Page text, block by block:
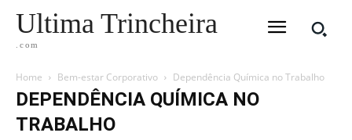
Ultima Trincheira
.com
Home Bem-estar Corporativo Dependência Química no Trabalho
DEPENDÊNCIA QUÍMICA NO
TRABALHO